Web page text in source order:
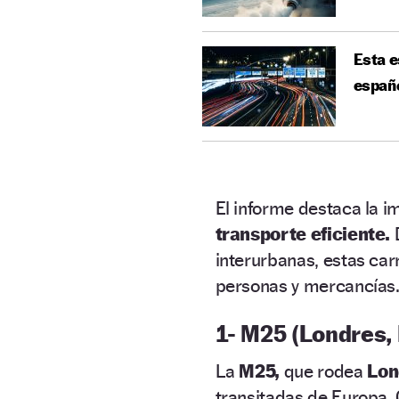
Esta
El informe destaca la
transporte eficiente.
interurbanas, estas
personas y mercancías.
1- M25 (Londres,
La M25, que rodea